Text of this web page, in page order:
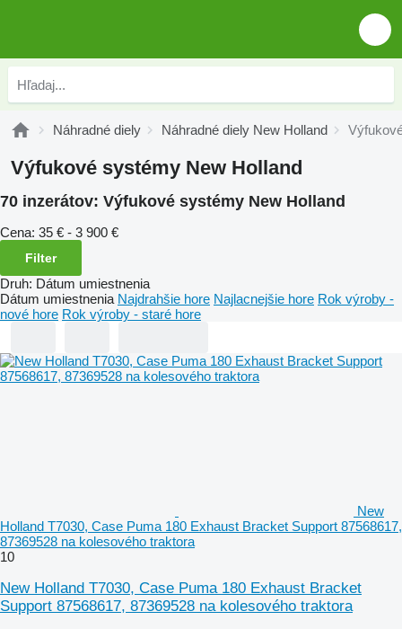
Náhradné diely Náhradné diely New Holland
Výfukové systémy New Holland
70 inzerátov: Výfukové systémy New Holland
Cena: 35 € - 3 900 €
Filter
Druh: Dátum umiestnenia
Dátum umiestnenia Najdrahšie hore Najlacnejšie hore Rok výroby -
nové hore Rok výroby - staré hore
New
Holland T7030, Case Puma 180 Exhaust Bracket Support 87568617,
87369528 na kolesového traktora
10
New Holland T7030, Case Puma 180 Exhaust Bracket
Support 87568617, 87369528 na kolesového traktora